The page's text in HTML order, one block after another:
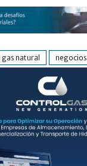
gas natural negocios